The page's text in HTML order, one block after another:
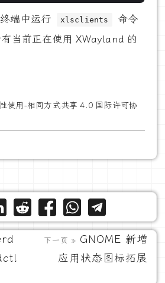
端中运行 xlsclients
命令
当前正在使用 XWayland 的
使用-相同方式共享 4.0 国际许可协
下一页 » GNOME 新增
应用状态图标拓展